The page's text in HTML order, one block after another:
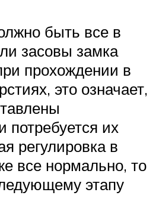
быть все в
засовы замка
прохождении в
это означает,
потребуется их
регулировка в
все нормально, то
этапу